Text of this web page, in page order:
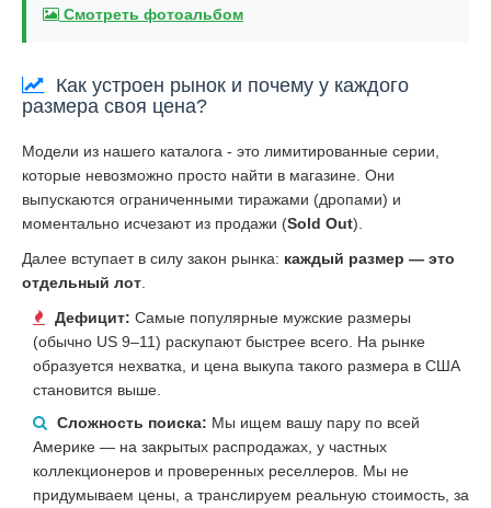
Смотреть фотоальбом
Как устроен рынок и почему у каждого
размера своя цена?
Модели из нашего каталога - это лимитированные серии,
которые невозможно просто найти в магазине. Они
выпускаются ограниченными тиражами (дропами) и
моментально исчезают из продажи (Sold Out).
Далее вступает в силу закон рынка: каждый размер — это
отдельный лот
Дефицит: Самые популярные мужские размеры
(обычно US 9–11) раскупают быстрее всего. На рынке
образуется нехватка, и цена выкупа такого размера в США
становится выше.
Сложность поиска: Мы ищем вашу пару по всей
Америке — на закрытых распродажах, у частных
коллекционеров и проверенных реселлеров. Мы не
придумываем цены, а транслируем реальную стоимость, за